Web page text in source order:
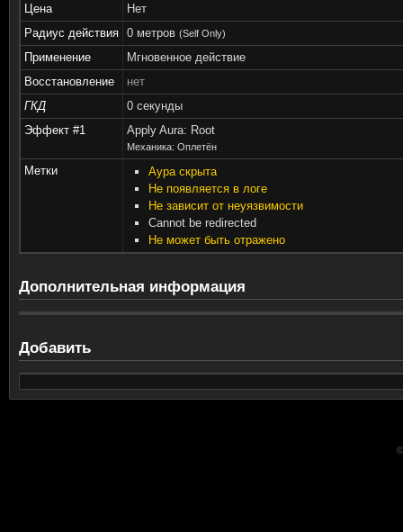
Цена
Нет
Радиус действия 0 метров (Self Only)
Применение
Мгновенное действие
Восстановление
нет
ГКД
0 секунды
Эффект #1
Apply Aura: Root
Механика: Оплетён
Метки
Аура скрыта
Не появляется в логе
Не зависит от неуязвимости
Cannot be redirected
Не может быть отражено
Дополнительная информация
Добавить